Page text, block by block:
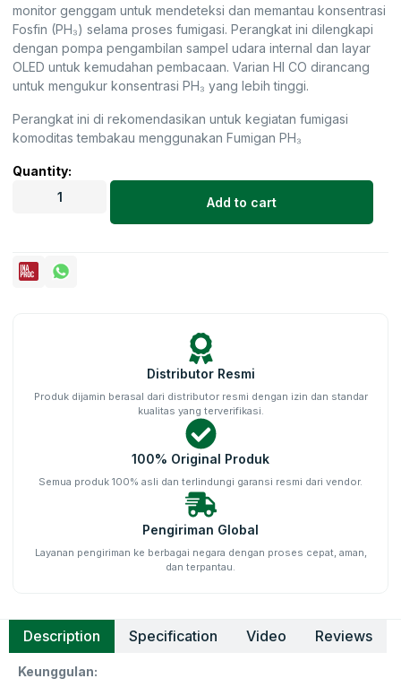
monitor genggam untuk mendeteksi dan memantau konsentrasi
Fosfin (PH₃) selama proses fumigasi. Perangkat ini dilengkapi
dengan pompa pengambilan sampel udara internal dan layar
OLED untuk kemudahan pembacaan. Varian HI CO dirancang
untuk mengukur konsentrasi PH₃ yang lebih tinggi.
Perangkat ini di rekomendasikan untuk kegiatan fumigasi
komoditas tembakau menggunakan Fumigan PH₃
Quantity:
Add to cart
Distributor Resmi
Produk dijamin berasal dari distributor resmi dengan izin dan standar
kualitas yang terverifikasi.
100% Original Produk
Semua produk 100% asli dan terlindungi garansi resmi dari vendor.
Pengiriman Global
Layanan pengiriman ke berbagai negara dengan proses cepat, aman,
dan terpantau.
Description Specification Video Reviews
Keunggulan: